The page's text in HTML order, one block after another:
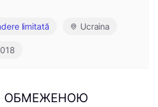
limitată Ucraina
ОБМЕЖЕНОЮ